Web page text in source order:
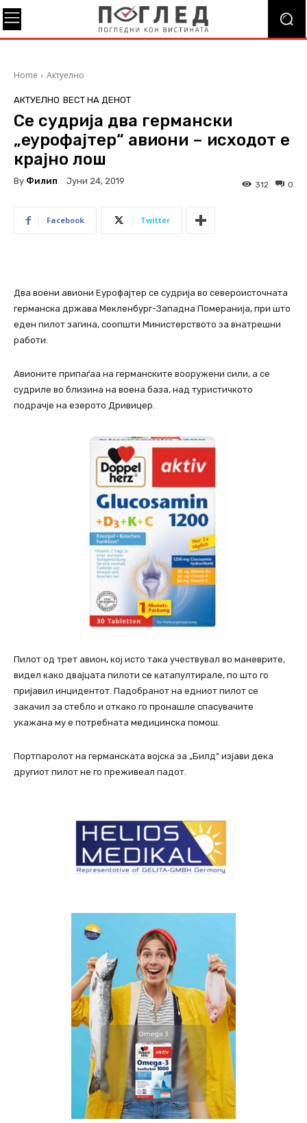
Home Актуелно
АКТУЕЛНО ВЕСТ НА ДЕНОТ
Се судрија два германски
„еурофајтер“ авиони – исходот е
крајно лош
By Филип Јуни 24, 2019 0
312
Facebook Twitter
Два воени авиони Еурофајтер се судрија во североисточната
германска држава Мекленбург-Западна Померанија, при што
еден пилот загина, соопшти Министерството за внатрешни
работи.
Авионите припаѓаа на германските вооружени сили, а се
судриле во близина на воена база, над туристичкото
подрачје на езерото Дривицер.
Пилот од трет авион, кој исто така учествувал во маневрите,
видел како двајцата пилоти се катапултирале, по што го
пријавил инцидентот. Падобранот на едниот пилот се
закачил за стебло и откако го пронашле спасувачите
укажана му е потребната медицинска помош.
Портпаролот на германската војска за „Билд“ изјави дека
другиот пилот не го преживеал падот.